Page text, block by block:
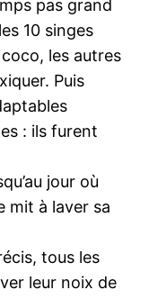
pas grand
10 singes
les autres
Puis
: ils furent
jour où
mit à laver sa
tous les
leur noix de